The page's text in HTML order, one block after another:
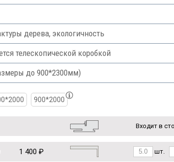
дерева, экологичность
телескопической коробкой
до 900*2300мм)
900*2000
Входит в
1 400 ₽ шт.